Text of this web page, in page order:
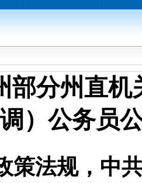
部分州直机
）公务员
策法规， 中